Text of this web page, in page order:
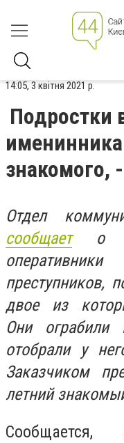
14:05, 3 квітня 2021 р.
Подростки
именинника
знакомого,
Отдел
сообщаето
преступников,
двое из
Они
отобрали у
Заказчиком
летний